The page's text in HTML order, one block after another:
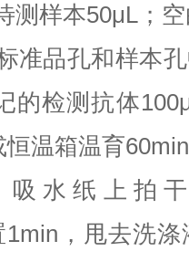
测样本50μL；
准品孔和样本
的检测抗体
温箱温育
水纸上拍
1min，甩去洗